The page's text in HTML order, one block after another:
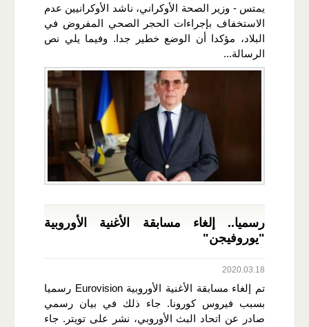
يمتس - وزير الصحة الأوكراني، ناشد الأوكرانيين عدم
الاستخفاف بإجراءات الحجر الصحي المفروض في
البلاد، مؤكدا أن الوضع خطير جدا. وفيما يلي نص
الرسالة...
رسميا.. إلغاء مسابقة الأغنية الأوروبية
"يوروفيجن"
2020.03.18
تم إلغاء مسابقة الأغنية الأوروبية Eurovision رسميا
بسبب فيروس كورونا. جاء ذلك في بيان رسمي
صادر عن اتحاد البث الأوروبي، نشر على تويتر. جاء